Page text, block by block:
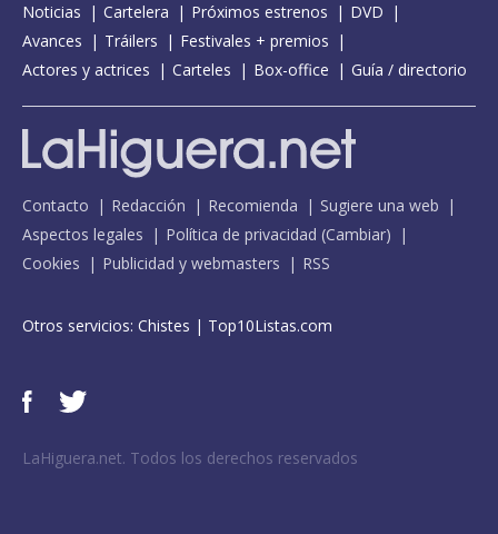
Noticias Cartelera Próximos estrenos
DVD
Avances
Tráilers
Festivales + premios
Actores y actrices
Carteles Box-office Guía / directorio
Contacto Redacción Recomienda
Sugiere una web
Aspectos legales
Política de privacidad (Cambiar)
Cookies
Publicidad y webmasters RSS
Otros servicios: Chistes | Top10Listas.com
LaHiguera.net. Todos los derechos reservados